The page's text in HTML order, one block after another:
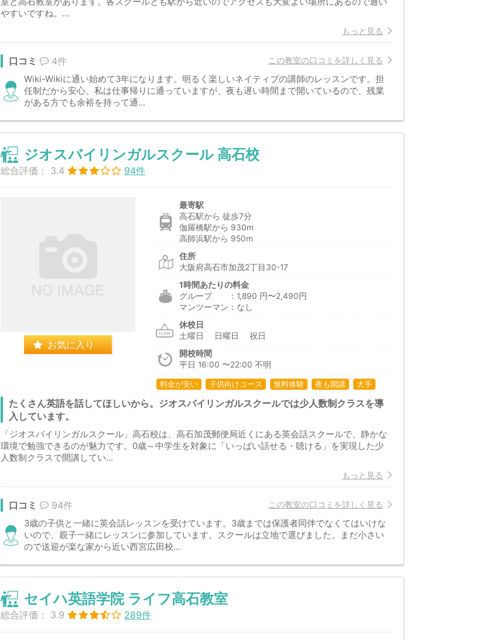
やすいですね。...
もっと見る
この教室の口コミを詳しく見る
口コミ 4件
Wiki-Wikiに通い始めて3年になります。明るく楽しいネイティブの講師のレッスンです。担
任制だから安心。私は仕事帰りに通っていますが、夜も遅い時間まで開いているので、残業
がある方でも余裕を持って通...
ジオスバイリンガルスクール 高石校
総合評価： 3.4 94件
お気に入り
最寄駅
高石駅から 徒歩7分
伽羅橋駅から 930m
高師浜駅から 950m
住所
大阪府高石市加茂2丁目30-17
1時間あたりの料金
グループ ：1,890 円〜2,490円
マンツーマン：なし
休校日
土曜日 日曜日 祝日
開校時間
平日 16:00 〜22:00 不明
料金が安い 子供向けコース 無料体験 夜も開講 大手
たくさん英語を話してほしいから。ジオスバイリンガルスクールでは少人数制クラスを導
入しています。
「ジオスバイリンガルスクール」高石校は、高石加茂郵便局近くにある英会話スクールで、静かな
環境で勉強できるのが魅力です。0歳～中学生を対象に「いっぱい話せる・聴ける」を実現した少
人数制クラスで開講してい...
もっと見る
この教室の口コミを詳しく見る
口コミ 94件
3歳の子供と一緒に英会話レッスンを受けています。3歳までは保護者同伴でなくてはいけな
いので、親子一緒にレッスンに参加しています。スクールは立地で選びました。まだ小さい
ので送迎が楽な家から近い西宮広田校...
セイハ英語学院 ライフ高石教室
総合評価： 3.9 289件